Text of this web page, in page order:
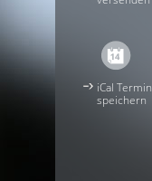
iCal Termin
speichern